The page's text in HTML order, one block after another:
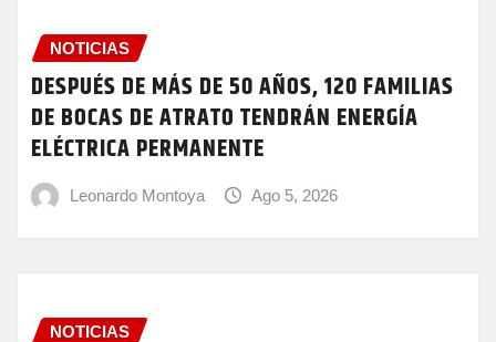
NOTICIAS
DESPUÉS DE MÁS DE 50 AÑOS, 120 FAMILIAS
DE BOCAS DE ATRATO TENDRÁN ENERGÍA
ELÉCTRICA PERMANENTE
Leonardo Montoya Ago 5, 2026
NOTICIAS